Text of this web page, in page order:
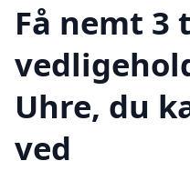
Få nemt 3
Uhre, du
ved